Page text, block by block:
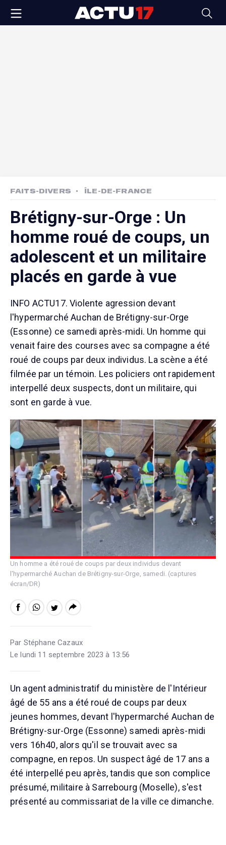
FAITS-DIVERS ÎLE-DE-FRANCE
Brétigny-sur-Orge : Un
homme roué de coups, un
adolescent et un militaire
placés en garde à vue
INFO ACTU17. Violente agression devant
l'hypermarché Auchan de Brétigny-sur-Orge
(Essonne) ce samedi après-midi. Un homme qui
venait faire des courses avec sa compagne a été
roué de coups par deux individus. La scène a été
filmée par un témoin. Les policiers ont rapidement
interpellé deux suspects, dont un militaire, qui
sont en garde à vue.
Un homme a été roué de coups par deux individus devant
l'hypermarché Auchan de Brétigny-sur-Orge, samedi. (captures
écran/DR)
Par Stéphane Cazaux
Le lundi 11 septembre 2023 à 13:56
Un agent administratif du ministère de l'Intérieur
âgé de 55 ans a été roué de coups par deux
jeunes hommes, devant l'hypermarché Auchan de
Brétigny-sur-Orge (Essonne) samedi après-midi
vers 16h40, alors qu'il se trouvait avec sa
compagne, en repos. Un suspect âgé de 17 ans a
été interpellé peu après, tandis que son complice
présumé, militaire à Sarrebourg (Moselle), s'est
présenté au commissariat de la ville ce dimanche.